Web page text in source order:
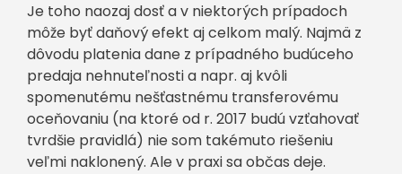
Je toho naozaj dosť a v niektorých prípadoch
môže byť daňový efekt aj celkom malý. Najmä z
dôvodu platenia dane z prípadného budúceho
predaja nehnuteľnosti a napr. aj kvôli
spomenutému nešťastnému transferovému
oceňovaniu (na ktoré od r. 2017 budú vzťahovať
tvrdšie pravidlá) nie som takémuto riešeniu
veľmi naklonený. Ale v praxi sa občas deje.